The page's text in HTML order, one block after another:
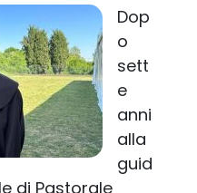
Dop
o
sett
e
anni
alla
guid
di Pastorale